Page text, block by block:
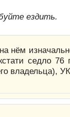
ездить.
нём
седло 76
владельца),